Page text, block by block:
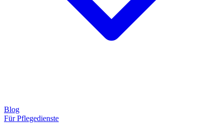
Blog
Für Pflegedienste